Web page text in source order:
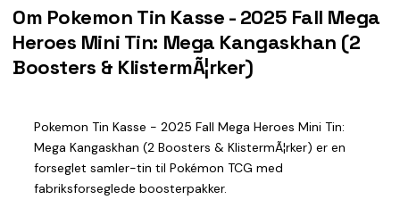
Om Pokemon Tin Kasse - 2025 Fall Mega
Heroes Mini Tin: Mega Kangaskhan (2
Boosters & KlistermÃ¦rker)
Pokemon Tin Kasse - 2025 Fall Mega Heroes Mini Tin:
Mega Kangaskhan (2 Boosters & KlistermÃ¦rker) er en
forseglet samler-tin til Pokémon TCG med
fabriksforseglede boosterpakker.